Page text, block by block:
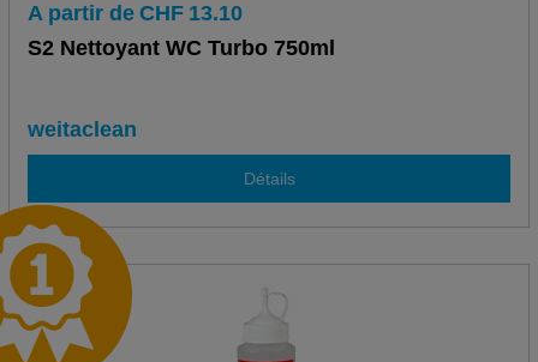
A partir de CHF 13.10
S2 Nettoyant WC Turbo 750ml
weitaclean
Détails